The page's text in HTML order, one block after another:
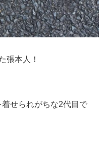
張本人！
せられがちな2代目で